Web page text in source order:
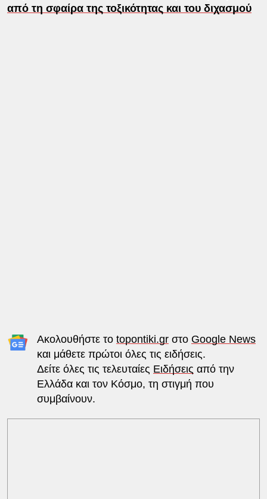
από τη σφαίρα της τοξικότητας και του διχασμού
Ακολουθήστε το topontiki.grστο Google News
και μάθετε πρώτοι όλες τις ειδήσεις.
Δείτε όλες τις τελευταίες Ειδήσεις από την
Ελλάδα και τον Κόσμο, τη στιγμή που
συμβαίνουν.